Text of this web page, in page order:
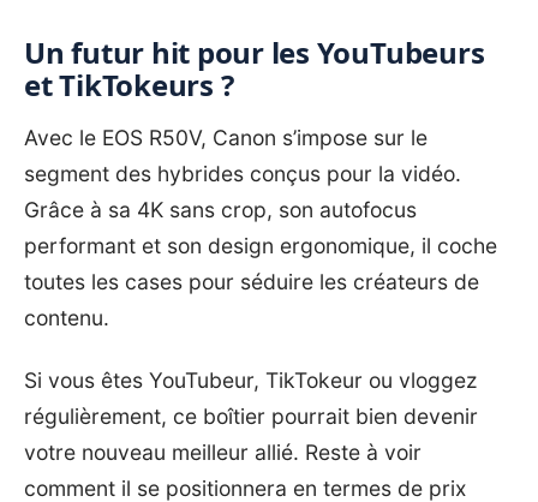
Un futur hit pour les YouTubeurs
et TikTokeurs ?
Avec le EOS R50V, Canon s’impose sur le
segment des hybrides conçus pour la vidéo.
Grâce à sa 4K sans crop, son autofocus
performant et son design ergonomique, il coche
toutes les cases pour séduire les créateurs de
contenu.
Si vous êtes YouTubeur, TikTokeur ou vloggez
régulièrement, ce boîtier pourrait bien devenir
votre nouveau meilleur allié. Reste à voir
comment il se positionnera en termes de prix